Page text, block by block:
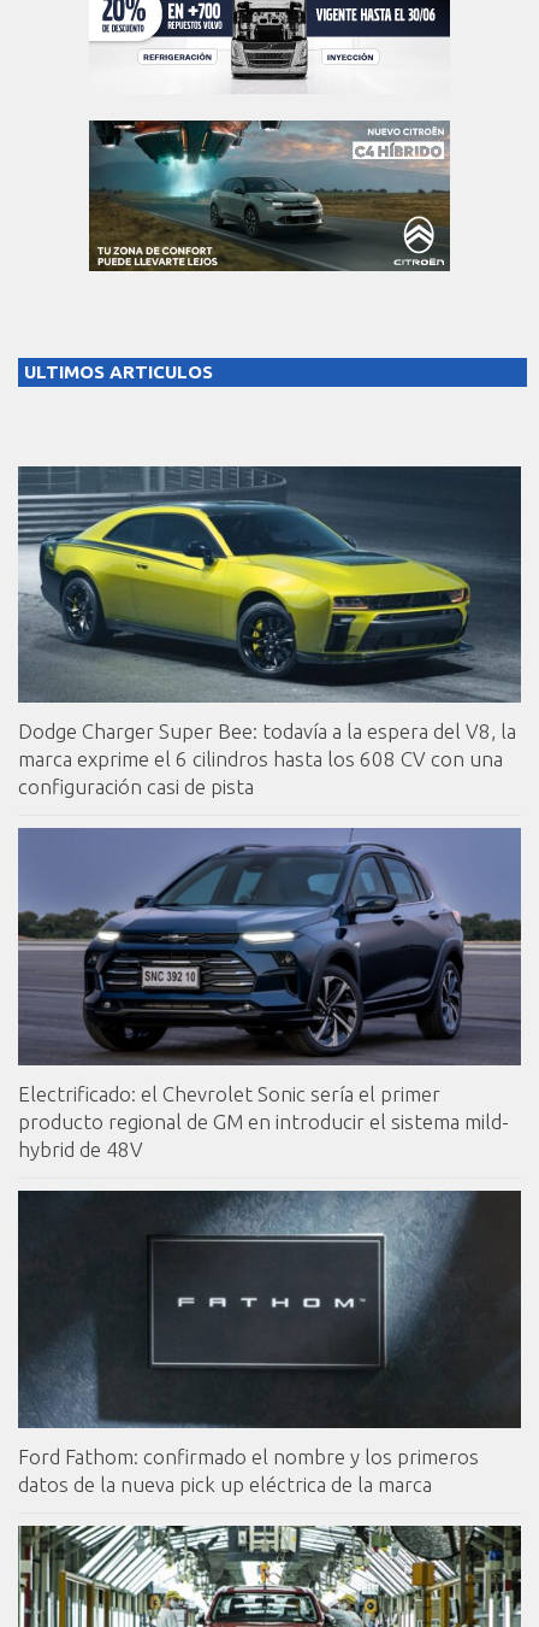
ULTIMOS ARTICULOS
Dodge Charger Super Bee: todavía a la espera del V8, la
marca exprime el 6 cilindros hasta los 608 CV con una
configuración casi de pista
Electrificado: el Chevrolet Sonic sería el primer
producto regional de GM en introducir el sistema mild-
hybrid de 48V
Ford Fathom: confirmado el nombre y los primeros
datos de la nueva pick up eléctrica de la marca